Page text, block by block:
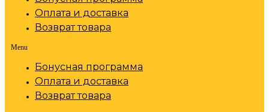
Оплата и доставка
Возврат товара
Menu
Бонусная программа
Оплата и доставка
Возврат товара